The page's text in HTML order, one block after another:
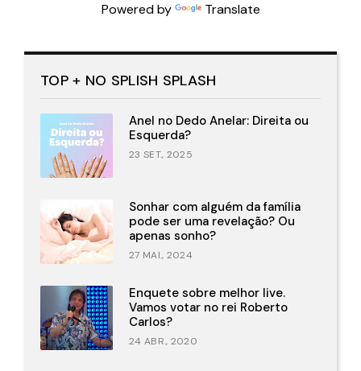
Powered by Translate
TOP + NO SPLISH SPLASH
Anel no Dedo Anelar: Direita ou
Esquerda?
23 SET., 2025
Sonhar com alguém da família
pode ser uma revelação? Ou
apenas sonho?
27 MAI., 2024
Enquete sobre melhor live.
Vamos votar no rei Roberto
Carlos?
24 ABR., 2020